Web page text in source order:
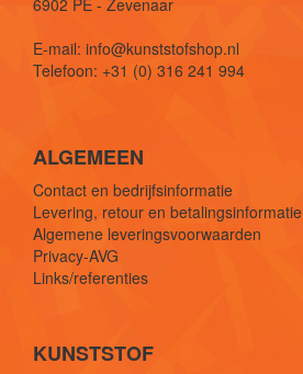
6902 PE - Zevenaar
E-mail: info@kunststofshop.nl
Telefoon: +31 (0) 316 241 994
ALGEMEEN
Contact en bedrijfsinformatie
Levering, retour en betalingsinformatie
Algemene leveringsvoorwaarden
Privacy-AVG
Links/referenties
KUNSTSTOF